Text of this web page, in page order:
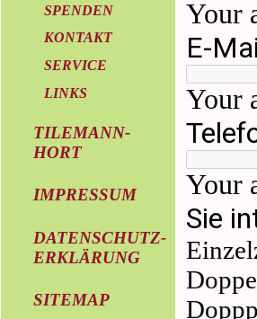
SPENDEN
KONTAKT
SERVICE
LINKS
TILEMANN-
HORT
IMPRESSUM
DATENSCHUTZ-
ERKLÄRUNG
SITEMAP